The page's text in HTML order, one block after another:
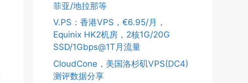
菲亚/地拉那等
V.PS：香港VPS，€6.95/月，
Equinix HK2机房，2核1G/20G
SSD/1Gbps@1T月流量
CloudCone，美国洛杉矶VPS(DC4)
测评数据分享